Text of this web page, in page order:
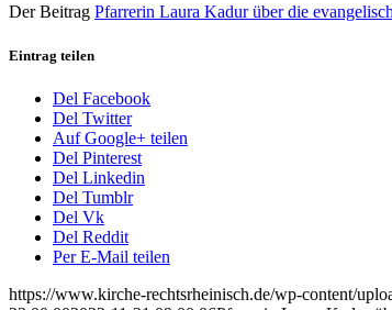
Der Beitrag Pfarrerin Laura Kadur über die
Eintrag teilen
Del Facebook
Del Twitter
Auf Google+ teilen
Del Pinterest
Del Linkedin
Del Tumblr
Del Vk
Del Reddit
Per E-Mail teilen
https://www.kirche-rechtsrheinisch.de/wp-content/